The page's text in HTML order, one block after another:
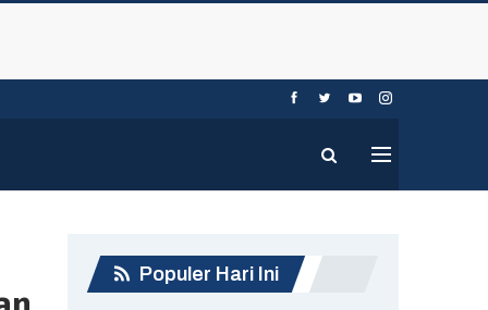
Populer Hari Ini